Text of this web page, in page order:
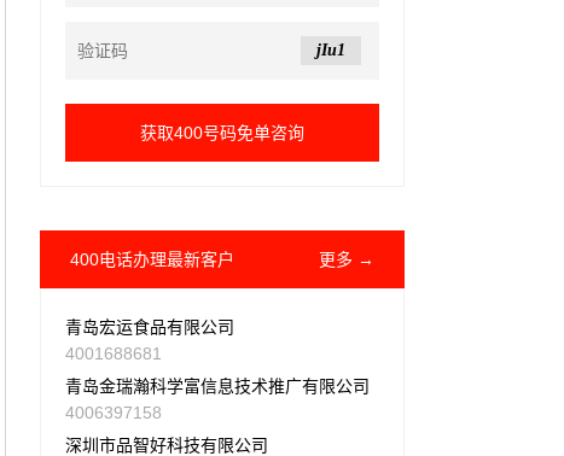
jIu1
400电话办理最新客户 更多 →
青岛宏运食品有限公司
4001688681
青岛金瑞瀚科学富信息技术推广有限公司
4006397158
深圳市品智好科技有限公司